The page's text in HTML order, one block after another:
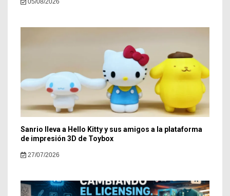
05/08/2026
Sanrio lleva a Hello Kitty y sus amigos a la plataforma
de impresión 3D de Toybox
27/07/2026